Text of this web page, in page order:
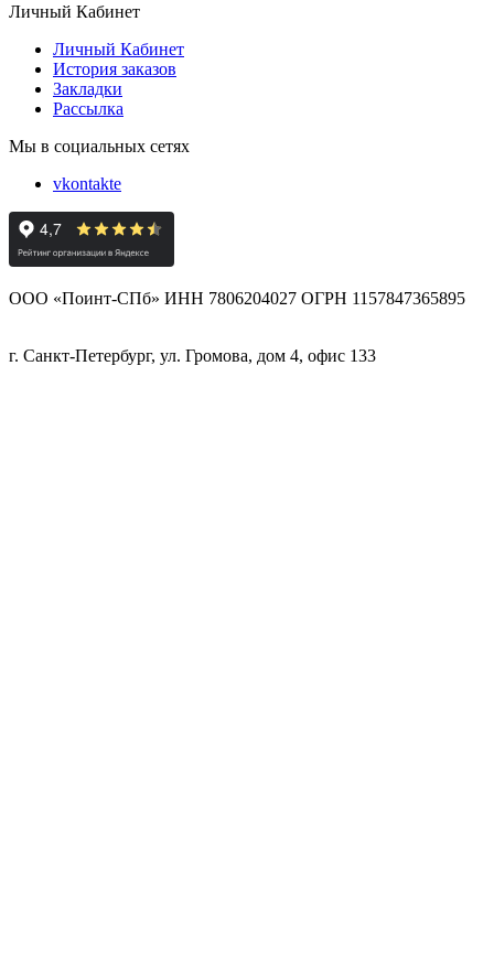
Личный Кабинет
Личный Кабинет
История заказов
Закладки
Рассылка
Мы в социальных сетях
vkontakte
ООО «Поинт-СПб» ИНН 7806204027 ОГРН 1157847365895
г. Санкт-Петербург, ул. Громова, дом 4, офис 133